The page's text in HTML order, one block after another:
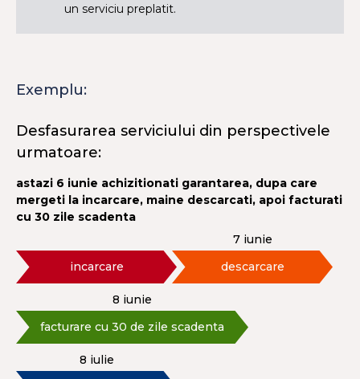
un serviciu preplatit.
Exemplu:
Desfasurarea serviciului din perspectivele
urmatoare:
astazi 6 iunie achizitionati garantarea, dupa care
mergeti la incarcare, maine descarcati, apoi facturati
cu 30 zile scadenta
incarcare
7 iunie
descarcare
8 iunie
facturare cu 30 de zile scadenta
8 iulie